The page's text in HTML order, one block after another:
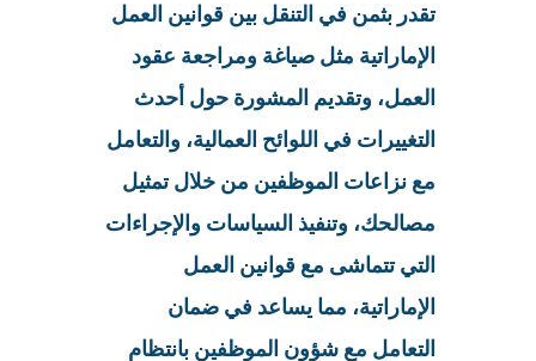
تقدر بثمن في التنقل بين قوانين العمل
الإماراتية مثل صياغة ومراجعة عقود
العمل، وتقديم المشورة حول أحدث
التغييرات في اللوائح العمالية، والتعامل
مع نزاعات الموظفين من خلال تمثيل
مصالحك، وتنفيذ السياسات والإجراءات
التي تتماشى مع قوانين العمل
الإماراتية، مما يساعد في ضمان
التعامل مع شؤون الموظفين بانتظام